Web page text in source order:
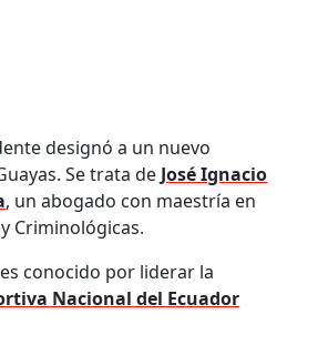
designó a un nuevo
Se trata de José Ignacio
, un abogado con maestría en
Criminológicas.
conocido por liderar la
Nacional del Ecuador